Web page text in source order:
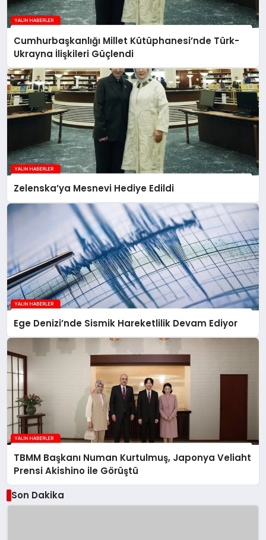
Cumhurbaşkanlığı Millet Kütüphanesi’nde Türk-
Ukrayna İlişkileri Güçlendi
Zelenska’ya Mesnevi Hediye Edildi
Ege Denizi’nde Sismik Hareketlilik Devam Ediyor
TBMM Başkanı Numan Kurtulmuş, Japonya Veliaht
Prensi Akishino ile Görüştü
Son Dakika